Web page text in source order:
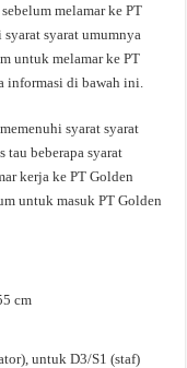
melamar ke PT
syarat umumnya
untuk melamar ke PT
informasi di bawah ini.
syarat syarat
tau beberapa syarat
kerja ke PT Golden
untuk masuk PT Golden
cm
untuk D3/S1 (staf)